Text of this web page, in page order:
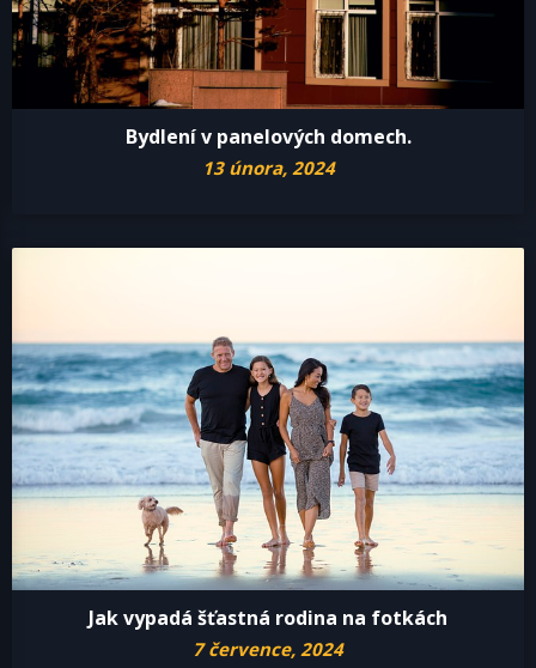
Bydlení v panelových domech.
13 února, 2024
Jak vypadá šťastná rodina na fotkách
7 července, 2024